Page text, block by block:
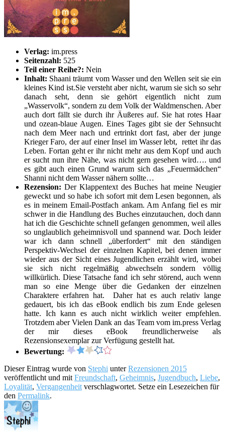
Verlag: im.press
Seitenzahl: 525
Teil einer Reihe?: Nein
Inhalt: Shaani träumt vom Wasser und den Wellen seit sie ein
kleines Kind ist.Sie versteht aber nicht, warum sie sich so sehr
danach seht, denn sie gehört eigentlich nicht zum
„Wasservolk“, sondern zu dem Volk der Waldmenschen. Aber
auch dort fällt sie durch ihr Äußeres auf. Sie hat rotes Haar
und ozean-blaue Augen. Eines Tages gibt sie der Sehnsucht
nach dem Meer nach und ertrinkt dort fast, aber der junge
Krieger Faro, der auf einer Insel im Wasser lebt, rettet ihr das
Leben. Fortan geht er ihr nicht mehr aus dem Kopf und auch
er sucht nun ihre Nähe, was nicht gern gesehen wird…. und
es gibt auch einen Grund warum sich das „Feuermädchen“
Shanni nicht dem Wasser nähern sollte…
Rezension: Der Klappentext des Buches hat meine Neugier
geweckt und so habe ich sofort mit dem Lesen begonnen, als
es in meinem Email-Postfach ankam. Am Anfang fiel es mir
schwer in die Handlung des Buches einzutauchen, doch dann
hat ich die Geschichte schnell gefangen genommen, weil alles
so unglaublich geheimnisvoll und spannend war. Doch leider
war ich dann schnell „überfordert“ mit den ständigen
Perspektiv-Wechsel der einzelnen Kapitel, bei denen immer
wieder aus der Sicht eines Jugendlichen erzählt wird, wobei
sie sich nicht regelmäßig abwechseln sondern völlig
willkürlich. Diese Tatsache fand ich sehr störend, auch wenn
man so eine Menge über die Gedanken der einzelnen
Charaktere erfahren hat. Daher hat es auch relativ lange
gedauert, bis ich das eBook endlich bis zum Ende gelesen
hatte. Ich kann es auch nicht wirklich weiter empfehlen.
Trotzdem aber Vielen Dank an das Team vom im.press Verlag
der mir dieses eBook freundlicherweise als
Rezensionsexemplar zur Verfügung gestellt hat.
Bewertung:
Dieser Eintrag wurde von Stephi unterRezensionen 2015
veröffentlicht und mit Freundschaft, Geheimnis, Jugendbuch, Liebe,
Loyalität, Vergangenheit verschlagwortet. Setze ein Lesezeichen für
den Permalink.